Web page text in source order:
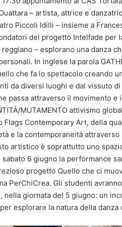
Ouattara – artista, attrice e
Piccoli Idilli – insieme a
del progetto Intelfade per
reggiano – esplorano una danza
In inglese la parola
che fa lo spettacolo creando
da diversi luoghi e dal vissuto
passa attraverso il movimento e
MUTAMENTO attivismo
Flags Contemporary Art, della
e la contemporaneità
artistico è soprattutto uno
6 giugno la performance
progetto Quello che ci
PerChiCrea. Gli studenti
nella giornata del 5 giugno: un
esplorare la natura della